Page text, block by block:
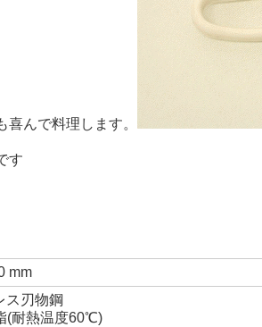
んで料理します。
す
mm
ス刃物鋼
(耐熱温度60℃)